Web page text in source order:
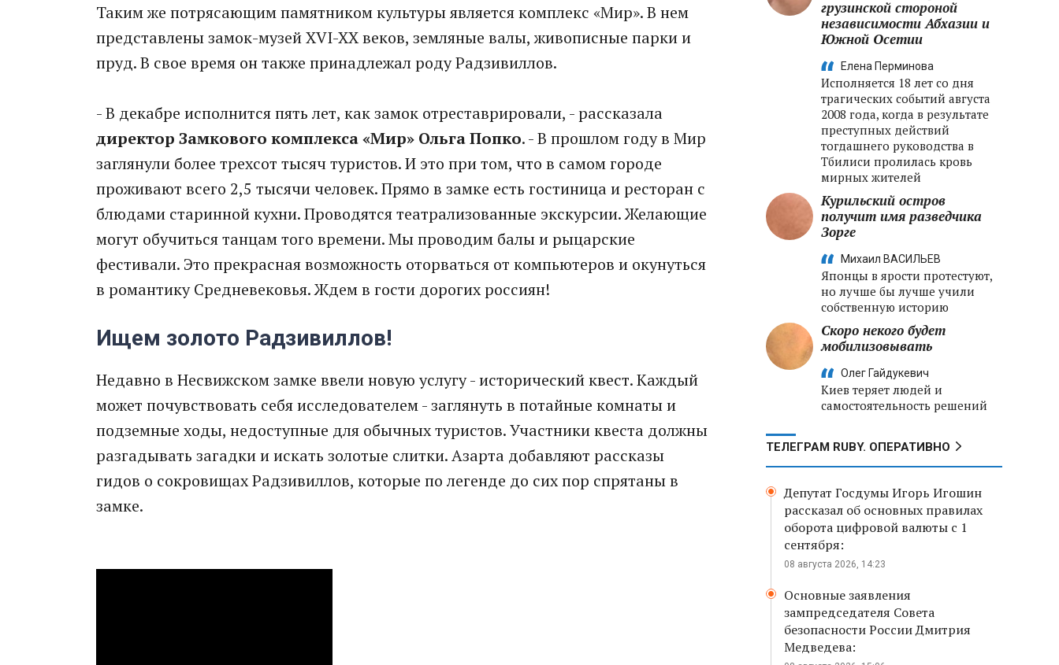
Таким же потрясающим памятником культуры является комплекс «Мир». В нем
представлены замок-музей XVI-XX веков, земляные валы, живописные парки и
пруд. В свое время он также принадлежал роду Радзивиллов.
- В декабре исполнится пять лет, как замок отреставрировали, - рассказала
директор Замкового комплекса «Мир» Ольга Попко. - В прошлом году в Мир
заглянули более трехсот тысяч туристов. И это при том, что в самом городе
проживают всего 2,5 тысячи человек. Прямо в замке есть гостиница и ресторан с
блюдами старинной кухни. Проводятся театрализованные экскурсии. Желающие
могут обучиться танцам того времени. Мы проводим балы и рыцарские
фестивали. Это прекрасная возможность оторваться от компьютеров и окунуться
в романтику Средневековья. Ждем в гости дорогих россиян!
Ищем золото Радзивиллов!
Недавно в Несвижском замке ввели новую услугу - исторический квест. Каждый
может почувствовать себя исследователем - заглянуть в потайные комнаты и
подземные ходы, недоступные для обычных туристов. Участники квеста должны
разгадывать загадки и искать золотые слитки. Азарта добавляют рассказы
гидов о сокровищах Радзивиллов, которые по легенде до сих пор спрятаны в
замке.
грузинской стороной
независимости Абхазии и
Южной Осетии
Елена Перминова
Исполняется 18 лет со дня
трагических событий августа
2008 года, когда в результате
преступных действий
тогдашнего руководства в
Тбилиси пролилась кровь
мирных жителей
Курильский остров
получит имя разведчика
Зорге
Михаил ВАСИЛЬЕВ
Японцы в ярости протестуют,
но лучше бы лучше учили
собственную историю
Скоро некого будет
мобилизовывать
Олег Гайдукевич
Киев теряет людей и
самостоятельность решений
ТЕЛЕГРАМ RUBY. ОПЕРАТИВНО
Депутат Госдумы Игорь Игошин
рассказал об основных правилах
оборота цифровой валюты с 1
сентября:
08 августа 2026, 14:23
Основные заявления
зампредседателя Совета
безопасности России Дмитрия
Медведева: